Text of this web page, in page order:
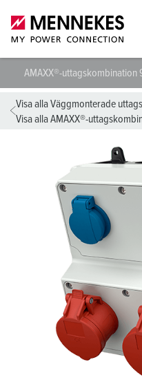
AMAXX®-uttagskombination
Visa alla Väggmonterade
Visa alla AMAXX®-